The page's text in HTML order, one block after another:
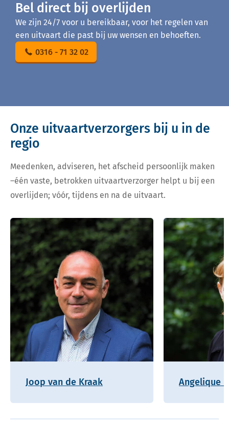
Bel direct bij overlijden
We zijn 24/7 voor u bereikbaar, voor het regelen van
een uitvaart die past bij uw wensen en behoeften.
0316 - 71 32 02
Onze uitvaartverzorgers bij u in de
regio
Meedenken, adviseren, het afscheid persoonlijk maken
–één vaste, betrokken uitvaartverzorger helpt u bij een
overlijden; vóór, tijdens en na de uitvaart.
Joop van de Kraak Angelique